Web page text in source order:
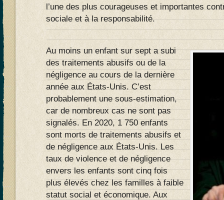
l’une des plus courageuses et importantes
sociale et à la responsabilité.
Au moins un enfant sur sept a subi
des traitements abusifs ou de la
négligence au cours de la dernière
année aux États-Unis. C’est
probablement une sous-estimation,
car de nombreux cas ne sont pas
signalés. En 2020, 1 750 enfants
sont morts de traitements abusifs et
de négligence aux États-Unis. Les
taux de violence et de négligence
envers les enfants sont cinq fois
plus élevés chez les familles à faible
statut social et économique. Aux